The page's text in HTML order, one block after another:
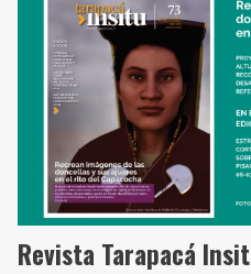
Revista Tarapacá